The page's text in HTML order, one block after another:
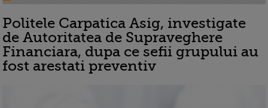
Politele Carpatica Asig, investigate
de Autoritatea de Supraveghere
Financiara, dupa ce sefii grupului au
fost arestati preventiv